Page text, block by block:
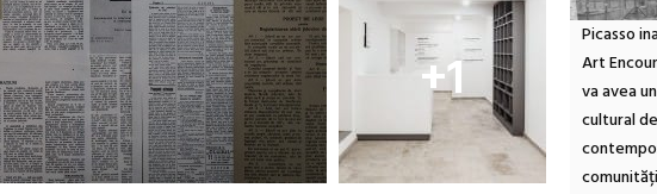
+1
Picasso
Art
va avea
cultural